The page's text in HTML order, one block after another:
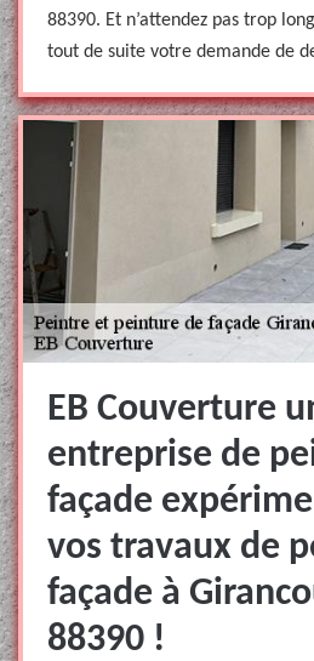
88390. Et n’attendez pas trop
tout de suite votre demande de
EB Couverture
entreprise de
façade
vos travaux de
façade à
88390 !